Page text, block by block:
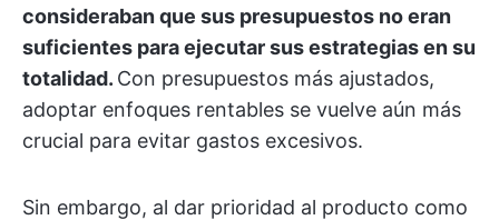
consideraban que sus presupuestos no eran
suficientes para ejecutar sus estrategias en su
totalidad. Con presupuestos más ajustados,
adoptar enfoques rentables se vuelve aún más
crucial para evitar gastos excesivos.
Sin embargo, al dar prioridad al producto como